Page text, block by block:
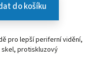
do košíku
pro lepší periferní vidění,
protiskluzový